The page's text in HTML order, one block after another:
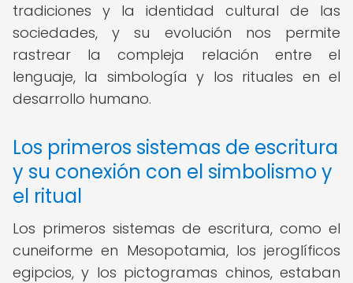
tradiciones y la identidad cultural de las
sociedades, y su evolución nos permite
rastrear la compleja relación entre el
lenguaje, la simbología y los rituales en el
desarrollo humano.
Los primeros sistemas de escritura
y su conexión con el simbolismo y
el ritual
Los primeros sistemas de escritura, como el
cuneiforme en Mesopotamia, los jeroglíficos
egipcios, y los pictogramas chinos, estaban